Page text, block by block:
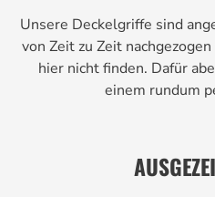
Unsere Deckelgriffe sind
von Zeit zu Zeit
hier nicht finden. Dafür
einem rundum